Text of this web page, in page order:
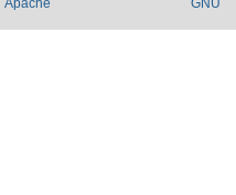
Apache GNU